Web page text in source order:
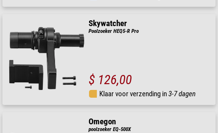
Skywatcher
Poolzoeker HEQ5-R Pro
$ 126,00
Klaar voor verzending in3-7 dagen
Omegon
poolzoeker EQ-500X